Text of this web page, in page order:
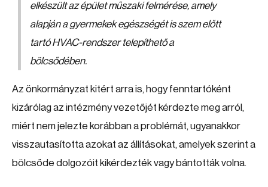
elkészült az épület műszaki felmérése, amely
alapján a gyermekek egészségét is szem előtt
tartó HVAC-rendszer telepíthető a
bölcsődében.
Az önkormányzat kitért arra is, hogy fenntartóként
kizárólag az intézmény vezetőjét kérdezte meg arról,
miért nem jelezte korábban a problémát, ugyanakkor
visszautasította azokat az állításokat, amelyek szerint a
bölcsőde dolgozóit kikérdezték vagy bántották volna.